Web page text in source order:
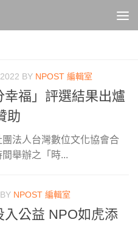
BY NPOST 編輯室
幸福」評選結果出爐
助
法人台灣數位文化協會合
舉辦之「時...
BY NPOST 編輯室
入公益 NPO如虎添